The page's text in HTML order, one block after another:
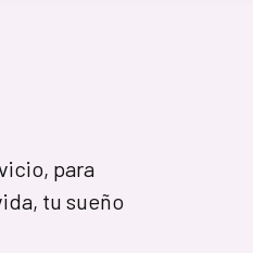
para
tu sueño